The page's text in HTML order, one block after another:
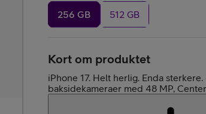
Kjøp Google
256 GB 512 GB
Kort om produktet
iPhone 17. Helt herlig. Enda
baksidekameraer med 48 MP,